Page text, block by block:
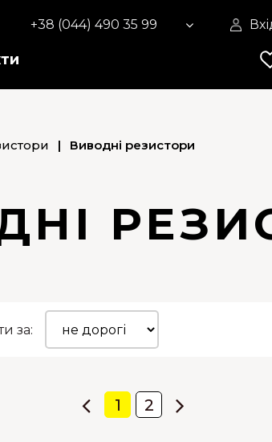
+38 (044) 490 35 99
| Виводні резистори
за:
1 2